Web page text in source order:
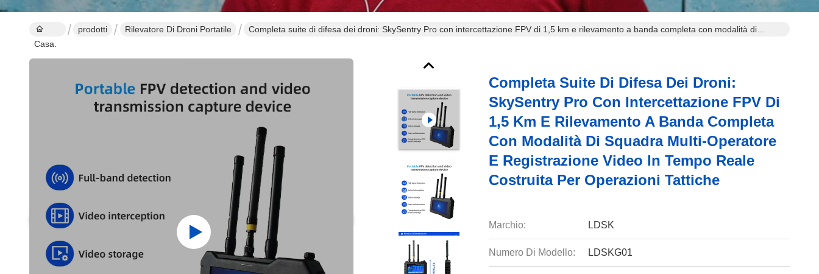
Casa.
prodotti Rilevatore Di Droni Portatile
Completa suite di difesa dei droni: SkySentry Pro con intercettazione FPV di 1,5 km e rilevamento a banda completa con modalità di
Completa Suite Di Difesa Dei Droni:
SkySentry Pro Con Intercettazione FPV Di
1,5 Km E Rilevamento A Banda Completa
Con Modalità Di Squadra Multi-Operatore
E Registrazione Video In Tempo Reale
Costruita Per Operazioni Tattiche
Marchio: LDSK
Numero Di Modello: LDSKG01